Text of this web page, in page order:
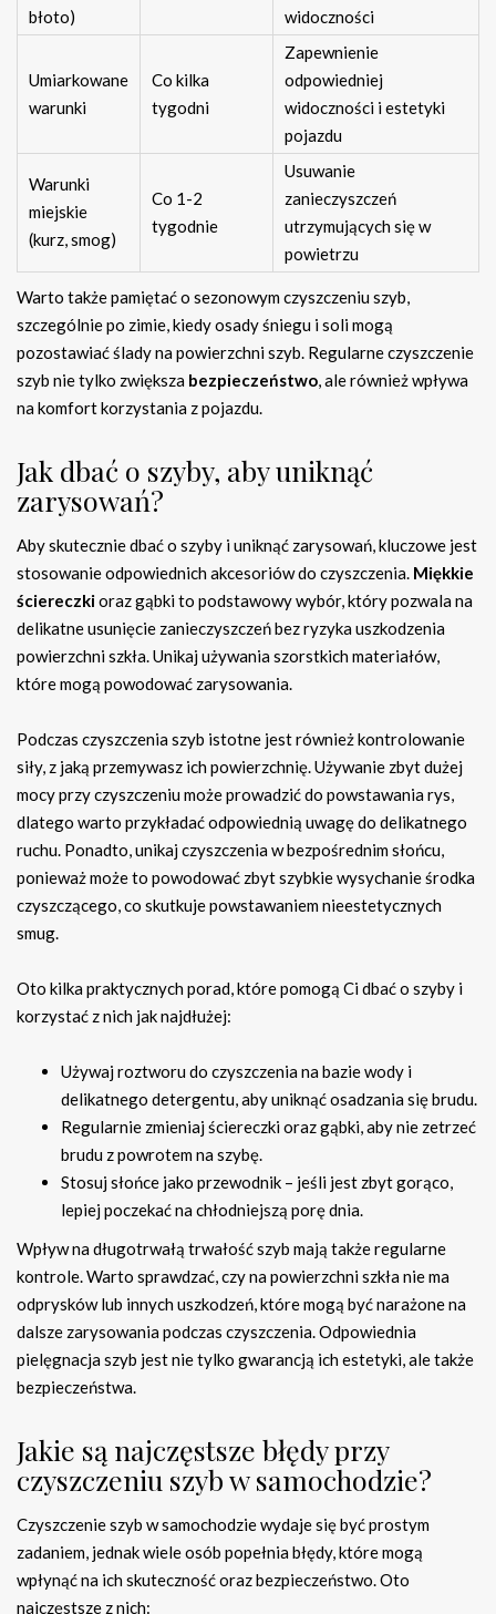
błoto)
widoczności
Umiarkowane
warunki
Co kilka
tygodni
Zapewnienie
odpowiedniej
widoczności i estetyki
pojazdu
Warunki
miejskie
(kurz, smog)
Co 1-2
tygodnie
Usuwanie
zanieczyszczeń
utrzymujących się w
powietrzu
Warto także pamiętać o sezonowym czyszczeniu szyb,
szczególnie po zimie, kiedy osady śniegu i soli mogą
pozostawiać ślady na powierzchni szyb. Regularne czyszczenie
szyb nie tylko zwiększa bezpieczeństwo, ale również wpływa
na komfort korzystania z pojazdu.
Jak dbać o szyby, aby uniknąć
zarysowań?
Aby skutecznie dbać o szyby i uniknąć zarysowań, kluczowe jest
stosowanie odpowiednich akcesoriów do czyszczenia. Miękkie
ściereczkioraz gąbki to podstawowy wybór, który pozwala na
delikatne usunięcie zanieczyszczeń bez ryzyka uszkodzenia
powierzchni szkła. Unikaj używania szorstkich materiałów,
które mogą powodować zarysowania.
Podczas czyszczenia szyb istotne jest również kontrolowanie
siły, z jaką przemywasz ich powierzchnię. Używanie zbyt dużej
mocy przy czyszczeniu może prowadzić do powstawania rys,
dlatego warto przykładać odpowiednią uwagę do delikatnego
ruchu. Ponadto, unikaj czyszczenia w bezpośrednim słońcu,
ponieważ może to powodować zbyt szybkie wysychanie środka
czyszczącego, co skutkuje powstawaniem nieestetycznych
smug.
Oto kilka praktycznych porad, które pomogą Ci dbać o szyby i
korzystać z nich jak najdłużej:
Używaj roztworu do czyszczenia na bazie wody i
delikatnego detergentu, aby uniknąć osadzania się brudu.
Regularnie zmieniaj ściereczki oraz gąbki, aby nie zetrzeć
brudu z powrotem na szybę.
Stosuj słońce jako przewodnik – jeśli jest zbyt gorąco,
lepiej poczekać na chłodniejszą porę dnia.
Wpływ na długotrwałą trwałość szyb mają także regularne
kontrole. Warto sprawdzać, czy na powierzchni szkła nie ma
odprysków lub innych uszkodzeń, które mogą być narażone na
dalsze zarysowania podczas czyszczenia. Odpowiednia
pielęgnacja szyb jest nie tylko gwarancją ich estetyki, ale także
bezpieczeństwa.
Jakie są najczęstsze błędy przy
czyszczeniu szyb w samochodzie?
Czyszczenie szyb w samochodzie wydaje się być prostym
zadaniem, jednak wiele osób popełnia błędy, które mogą
wpłynąć na ich skuteczność oraz bezpieczeństwo. Oto
najczęstsze z nich: